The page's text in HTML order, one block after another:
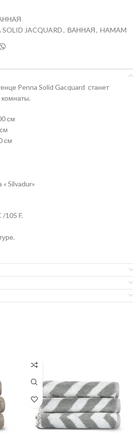
SOLID JACQUARD, ВАННАЯ, HAMAM
Penna Solid Gacquard станет
см
см
Silvadur»
/105 F.